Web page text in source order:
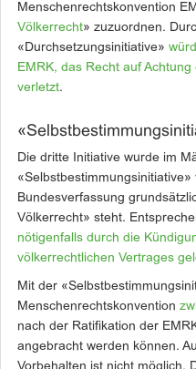
Menschenrechtskonvention
Völkerrecht» zuzuordnen.
«Durchsetzungsinitiative»
EMRK, das Recht auf
verletzt.
Die dritte Initiative wurde im
Bundesverfassung
Völkerrecht» steht.
nötigenfalls durch die
völkerrechtlichen Vertrages
Mit der
Menschenrechtskonvention
nach der Ratifikation der
angebracht werden können.
Vorbehalten ist nicht möglich.